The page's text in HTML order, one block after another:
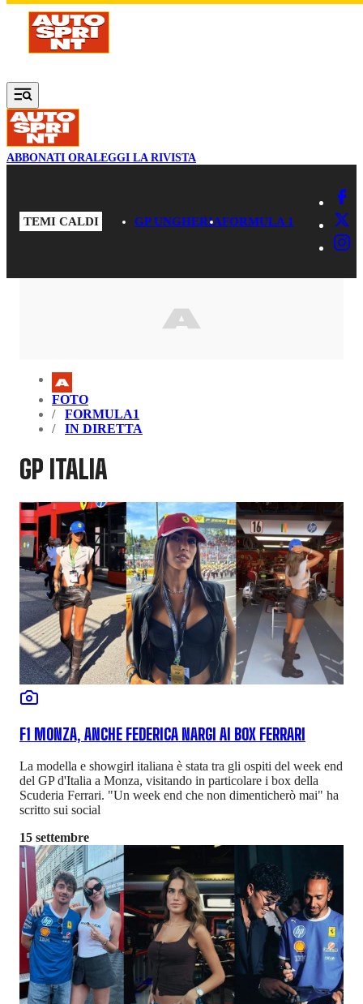
Vai al contenuto principale
ABBONATI ORALEGGI LA RIVISTA
TEMI CALDI GP UNGHERIAFORMULA 1
FOTO
FORMULA1
IN DIRETTA
GP ITALIA
F1 MONZA, ANCHE FEDERICA NARGI AI BOX FERRARI
La modella e showgirl italiana è stata tra gli ospiti del week end
del GP d'Italia a Monza, visitando in particolare i box della
Scuderia Ferrari. "Un week end che non dimenticherò mai" ha
scritto sui social
15 settembre